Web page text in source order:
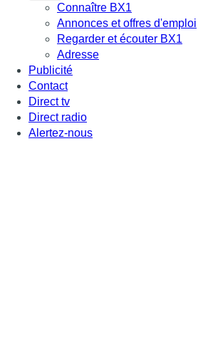
Connaître BX1
Annonces et offres d'emploi
Regarder et écouter BX1
Adresse
Publicité
Contact
Direct tv
Direct radio
Alertez-nous